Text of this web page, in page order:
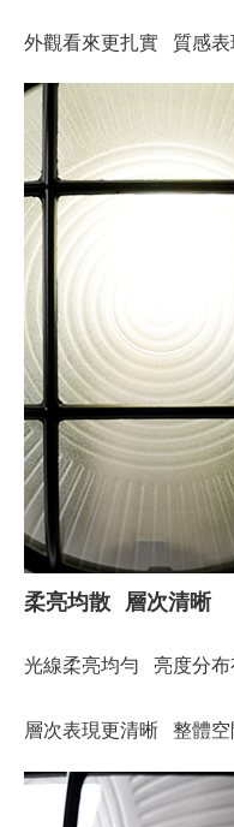
外觀看來更扎實 質感表
柔亮均散 層次清晰
光線柔亮均勻 亮度分布
層次表現更清晰 整體空